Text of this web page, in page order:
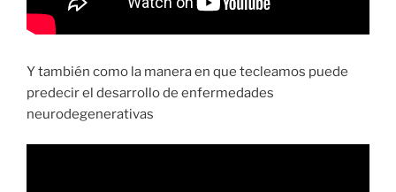
Y también como la manera en que tecleamos puede
predecir el desarrollo de enfermedades
neurodegenerativas